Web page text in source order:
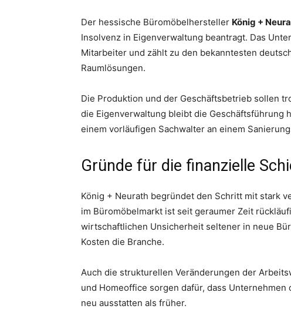
Der hessische Büromöbelhersteller König +
Insolvenz in Eigenverwaltung beantragt. Das
Mitarbeiter und zählt zu den bekanntesten
Raumlösungen.
Die Produktion und der Geschäftsbetrieb sollen
die Eigenverwaltung bleibt die Geschäftsführung
einem vorläufigen Sachwalter an einem
Gründe für die finanzielle
König + Neurath begründet den Schritt mit stark
im Büromöbelmarkt ist seit geraumer Zeit
wirtschaftlichen Unsicherheit seltener in neue
Kosten die Branche.
Auch die strukturellen Veränderungen der
und Homeoffice sorgen dafür, dass
neu ausstatten als früher.